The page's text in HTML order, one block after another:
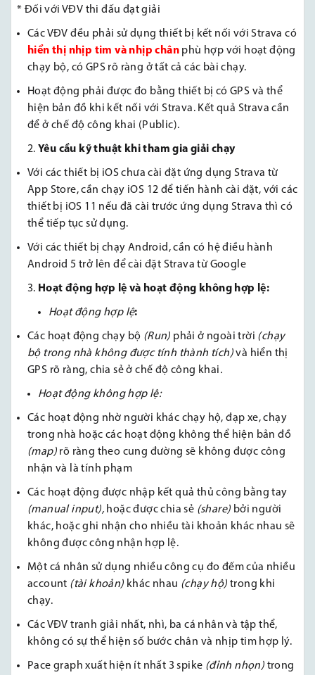
* Đối với VĐV thi đấu đạt giải
Các VĐV đều phải sử dụng thiết bị kết nối với Strava có
hiển thị nhịp tim và nhịp chân phù hợp với hoạt động
chạy bộ, có GPS rõ ràng ở tất cả các bài chạy.
Hoạt động phải được đo bằng thiết bị có GPS và thể
hiện bản đồ khi kết nối với Strava. Kết quả Strava cần
để ở chế độ công khai (Public).
Yêu cầu kỹ thuật khi tham gia giải chạy
Với các thiết bị iOS chưa cài đặt ứng dụng Strava từ
App Store, cần chạy iOS 12 để tiến hành cài đặt, với các
thiết bị iOS 11 nếu đã cài trước ứng dụng Strava thì có
thể tiếp tục sử dụng.
Với các thiết bị chạy Android, cần có hệ điều hành
Android 5 trở lên để cài đặt Strava từ Google
Hoạt động hợp lệ và hoạt động không hợp lệ:
Hoạt động hợp lệ:
Các hoạt động chạy bộ (Run) phải ở ngoài trời (chạy
bộ trong nhà không được tính thành tích)và hiển thị
GPS rõ ràng, chia sẻ ở chế độ công khai.
Hoạt động không hợp lệ:
Các hoạt động nhờ người khác chạy hộ, đạp xe, chạy
trong nhà hoặc các hoạt động không thể hiện bản đồ
(map) rõ ràng theo cung đường sẽ không được công
nhận và là tính phạm
Các hoạt động được nhập kết quả thủ công bằng tay
(manual input), hoặc được chia sẻ (share) bởi người
khác, hoặc ghi nhận cho nhiều tài khoản khác nhau sẽ
không được công nhận hợp lệ.
Một cá nhân sử dụng nhiều công cụ đo đếm của nhiều
account (tài khoản) khác nhau (chạy hộ)trong khi
chạy.
Các VĐV tranh giải nhất, nhì, ba cá nhân và tập thể,
không có sự thể hiện số bước chân và nhịp tim hợp lý.
Pace graph xuất hiện ít nhất 3 spike (đỉnh nhọn) trong